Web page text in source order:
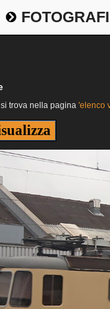
trova nella pagina 'elenco